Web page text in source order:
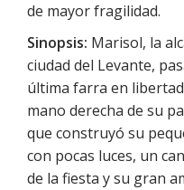
de mayor fragilidad.
Sinopsis: Marisol, la
ciudad del Levante,
última farra en
mano derecha de su
que construyó su
con pocas luces, un
de la fiesta y su gran